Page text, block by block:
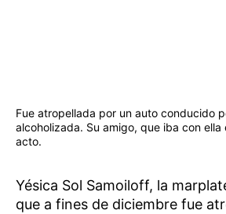
Fue atropellada por un auto conducido
alcoholizada. Su amigo, que iba con ella
acto.
Yésica Sol Samoiloff, la
que a fines de diciembre fue